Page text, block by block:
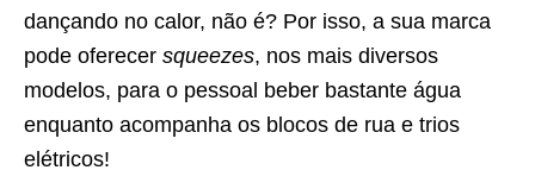
dançando no calor, não é? Por isso, a sua marca
pode oferecer squeezes, nos mais diversos
modelos, para o pessoal beber bastante água
enquanto acompanha os blocos de rua e trios
elétricos!